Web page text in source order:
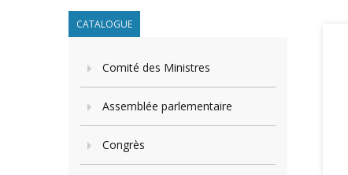
CATALOGUE
Comité des Ministres
Assemblée parlementaire
Congrès